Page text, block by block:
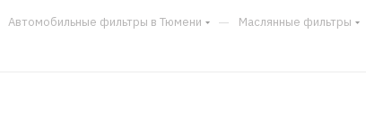
Автомобильные фильтры в Тюмени — Маслянные фильтры